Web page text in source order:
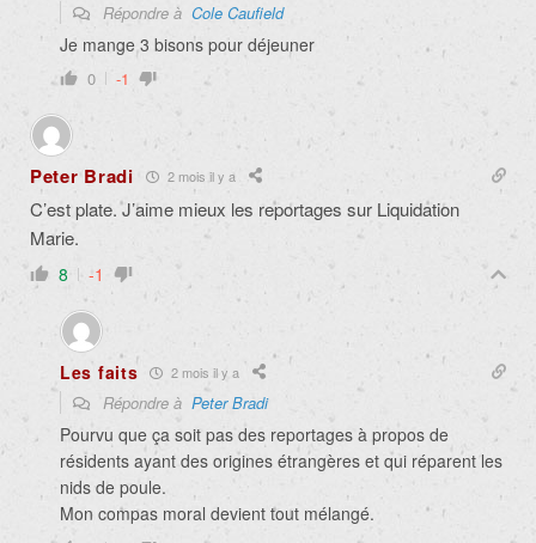
Répondre à Cole Caufield
Je mange 3 bisons pour déjeuner
0 -1
Peter Bradi 2 mois il y a
C’est plate. J’aime mieux les reportages sur Liquidation
Marie.
8 -1
Les faits 2 mois il y a
Répondre à Peter Bradi
Pourvu que ça soit pas des reportages à propos de
résidents ayant des origines étrangères et qui réparent les
nids de poule.
Mon compas moral devient tout mélangé.